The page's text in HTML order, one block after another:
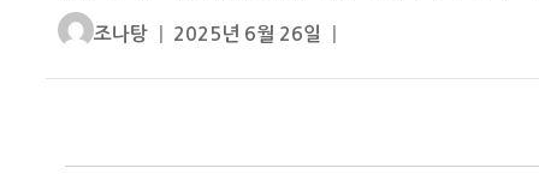
글
조나탕
작
2025년 6월 26일